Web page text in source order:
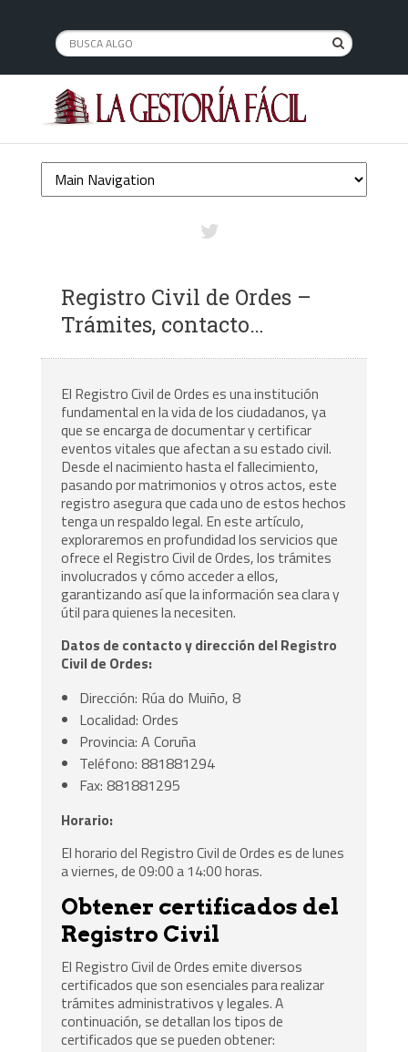
Registro Civil de Ordes –
Trámites, contacto…
El Registro Civil de Ordes es una institución
fundamental en la vida de los ciudadanos, ya
que se encarga de documentar y certificar
eventos vitales que afectan a su estado civil.
Desde el nacimiento hasta el fallecimiento,
pasando por matrimonios y otros actos, este
registro asegura que cada uno de estos hechos
tenga un respaldo legal. En este artículo,
exploraremos en profundidad los servicios que
ofrece el Registro Civil de Ordes, los trámites
involucrados y cómo acceder a ellos,
garantizando así que la información sea clara y
útil para quienes la necesiten.
Datos de contacto y dirección del Registro
Civil de Ordes:
Dirección: Rúa do Muiño, 8
Localidad: Ordes
Provincia: A Coruña
Teléfono: 881881294
Fax: 881881295
Horario:
El horario del Registro Civil de Ordes es de lunes
a viernes, de 09:00 a 14:00 horas.
Obtener certificados del
Registro Civil
El Registro Civil de Ordes emite diversos
certificados que son esenciales para realizar
trámites administrativos y legales. A
continuación, se detallan los tipos de
certificados que se pueden obtener: